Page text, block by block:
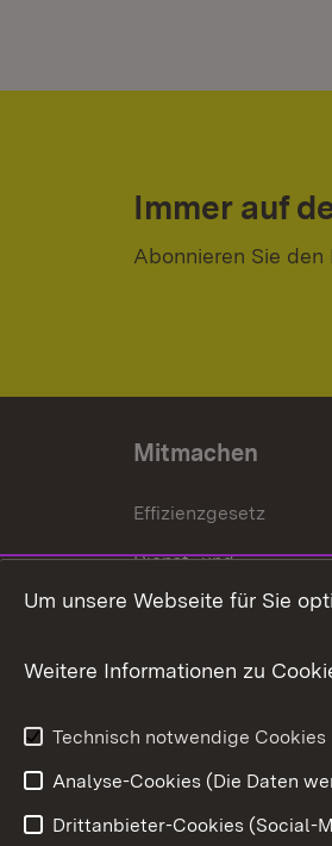
Immer auf
Abonnieren Sie
Mitmachen
Effizienzgesetz
Dienst- und
Versorgungsbezüge
Weitere
Um unsere Webseite für Sie
Weitere Informationen zu
Technisch notwendige Cookies
Analyse-Cookies (Die Daten
Drittanbieter-Cookies (Social-